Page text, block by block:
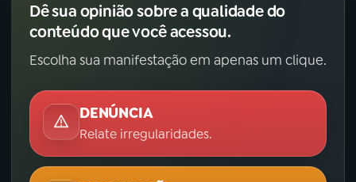
TikTok
Dê sua opinião sobre a qualidade do
conteúdo que você acessou.
Escolha sua manifestação em apenas um clique.
DENÚNCIA
Relate irregularidades.